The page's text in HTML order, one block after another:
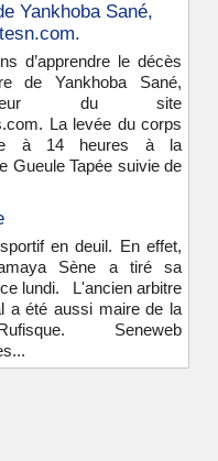
Yankhoba Sané,
d’apprendre le décès
de Yankhoba Sané,
du site
La levée du corps
à 14 heures à la
Gueule Tapée suivie de
en deuil. En effet,
Sène a tiré sa
lundi. L'ancien arbitre
a été aussi maire de la
Seneweb